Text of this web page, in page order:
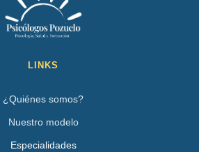
LINKS
¿Quiénes somos?
Nuestro modelo
Especialidades